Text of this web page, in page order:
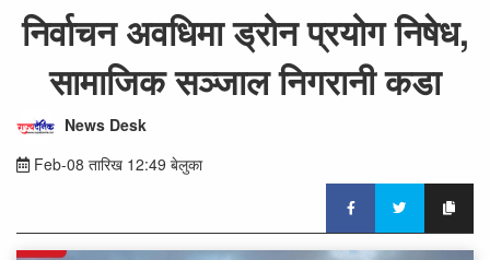
निर्वाचन अवधिमा ड्रोन प्रयोग निषेध,
सामाजिक सञ्जाल निगरानी कडा
News Desk
Feb-08 तारिख 12:49 बेलुका